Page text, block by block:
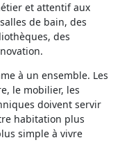
et attentif aux
de bain, des
des
à un ensemble. Les
le mobilier, les
doivent servir
habitation plus
simple à vivre